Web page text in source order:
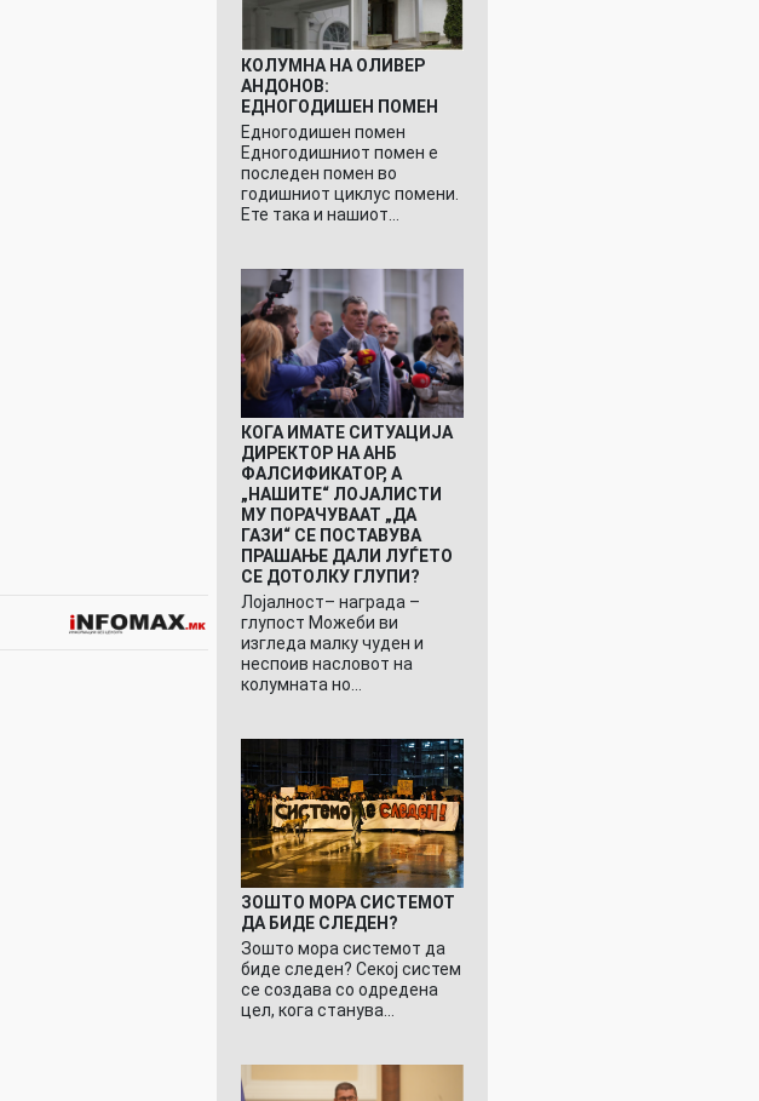
КОЛУМНА НА ОЛИВЕР
АНДОНОВ:
ЕДНОГОДИШЕН ПОМЕН
Едногодишен помен
Едногодишниот помен е
последен помен во
годишниот циклус помени.
Ете така и нашиот…
КОГА ИМАТЕ СИТУАЦИЈА
ДИРЕКТОР НА АНБ
ФАЛСИФИКАТОР, А
„НАШИТЕ“ ЛОЈАЛИСТИ
МУ ПОРАЧУВААТ „ДА
ГАЗИ“ СЕ ПОСТАВУВА
ПРАШАЊЕ ДАЛИ ЛУЃЕТО
СЕ ДОТОЛКУ ГЛУПИ?
Лојалност– награда –
глупост Можеби ви
изгледа малку чуден и
неспоив насловот на
колумната но…
ЗОШТО МОРА СИСТЕМОТ
ДА БИДЕ СЛЕДЕН?
Зошто мора системот да
биде следен? Секој систем
се создава со одредена
цел, кога станува…